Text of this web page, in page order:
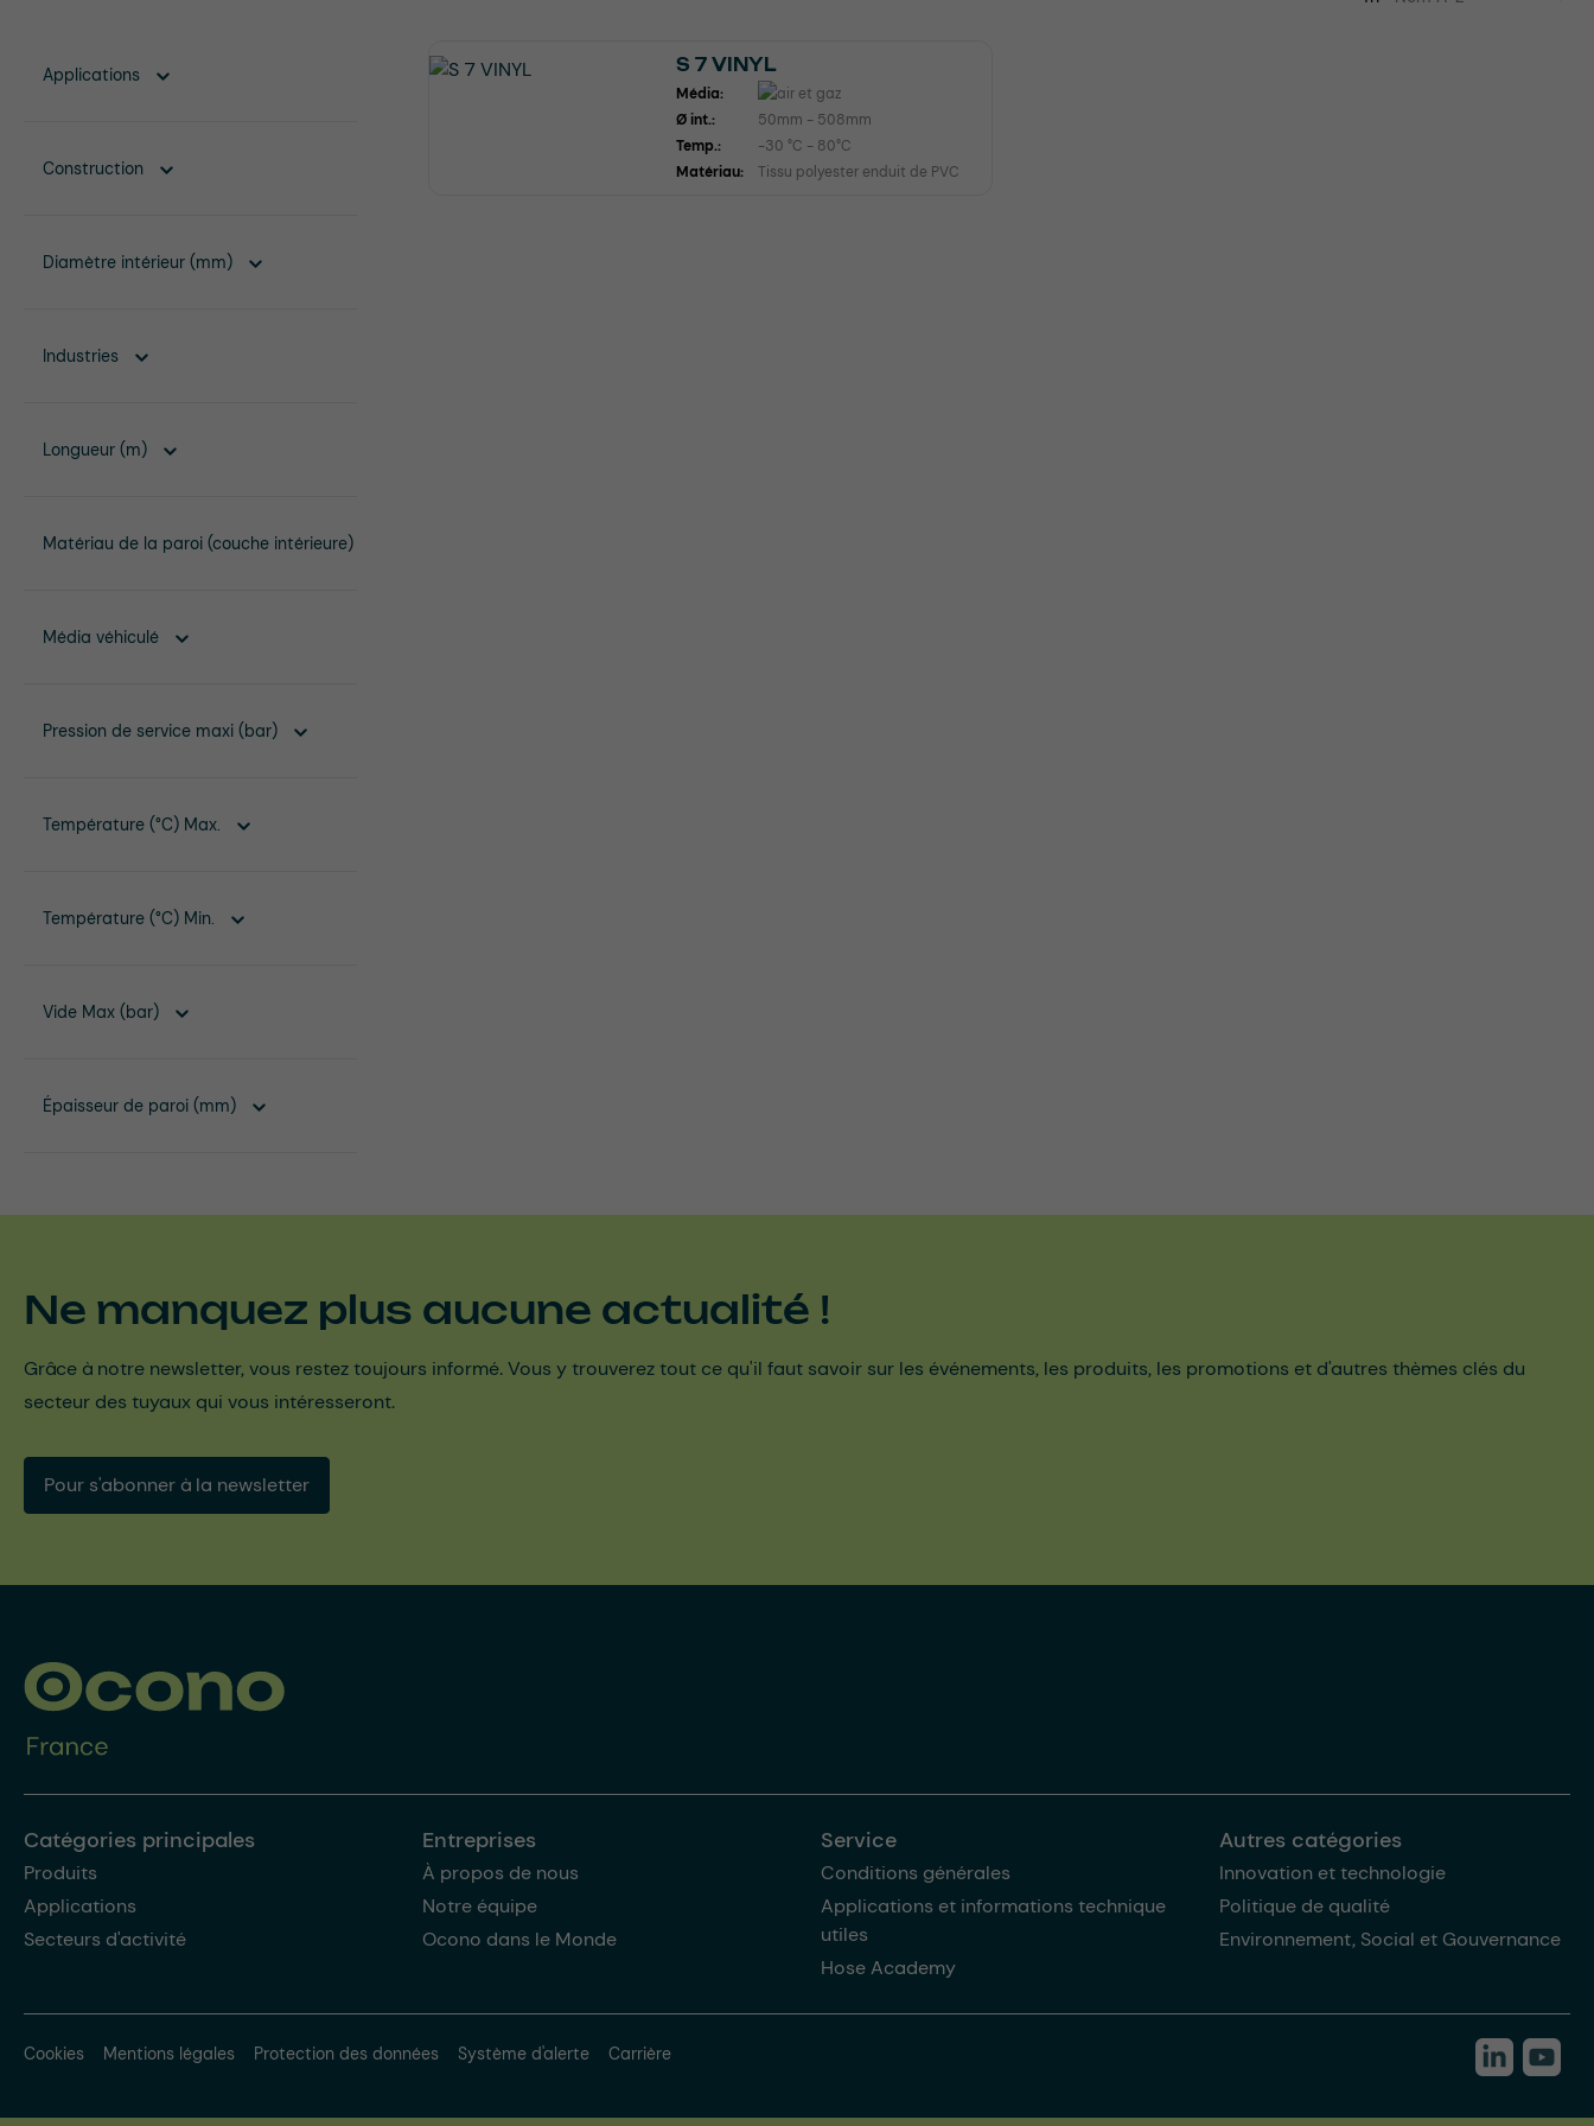
Applications
Construction
Diamètre intérieur (mm)
Industries
Longueur (m)
Matériau de la paroi (couche intérieure)
Média véhiculé
Pression de service maxi (bar)
Température (°C) Max.
Température (°C) Min.
Vide Max (bar)
Épaisseur de paroi (mm)
S 7 VINYL
Média:
Ø int.:
50mm - 508mm
Temp.:
-30 °C - 80°C
Matériau:
Tissu polyester enduit de PVC
Ne manquez plus aucune actualité !
Grâce à notre newsletter, vous restez toujours informé. Vous y trouverez tout ce qu'il faut savoir sur les événements, les produits, les promotions et d'autres thèmes clés du
secteur des tuyaux qui vous intéresseront.
Pour s'abonner à la newsletter
Catégories principales
Produits
Applications
Secteurs d'activité
Entreprises
À propos de nous
Notre équipe
Ocono dans le Monde
Service
Conditions générales
Applications et informations technique
utiles
Hose Academy
Autres catégories
Innovation et technologie
Politique de qualité
Environnement, Social et Gouvernance
Cookies Mentions légales Protection des données Système d'alerte Carrière